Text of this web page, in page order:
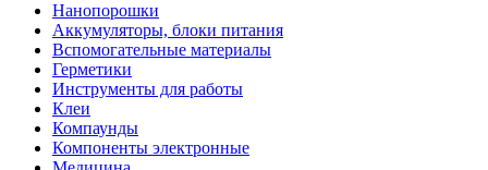
Нанопорошки
Аккумуляторы, блоки питания
Вспомогательные материалы
Герметики
Инструменты для работы
Клеи
Компаунды
Компоненты электронные